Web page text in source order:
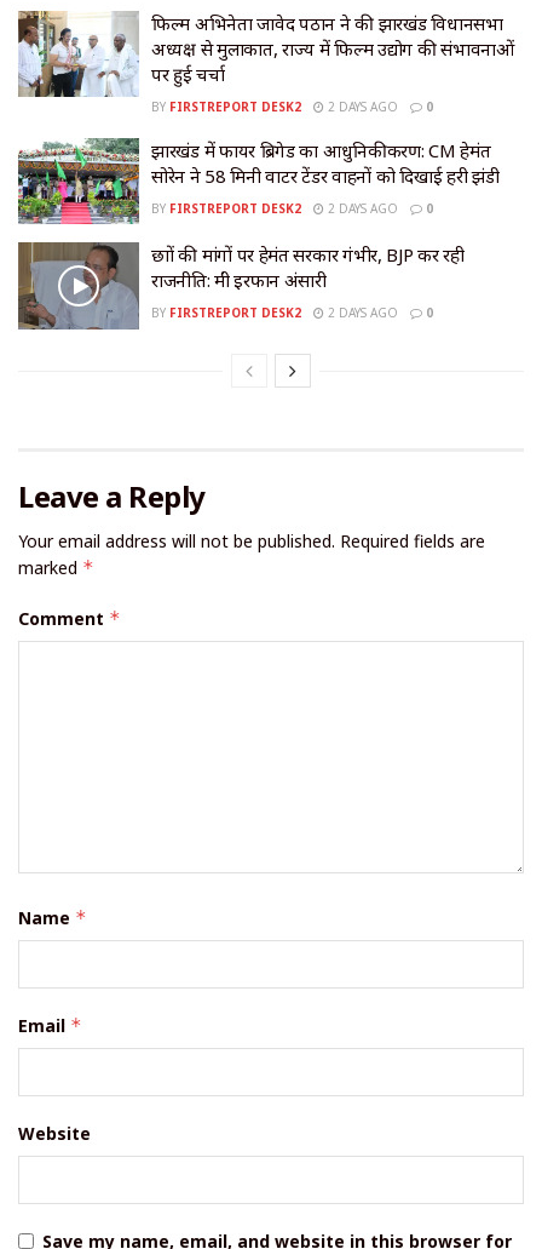
फिल्म अभिनेता जावेद पठान ने की झारखंड विधानसभा
अध्यक्ष से मुलाकात, राज्य में फिल्म उद्योग की संभावनाओं
पर हुई चर्चा
BY FIRSTREPORT DESK2 2 DAYS AGO 0
झारखंड में फायर ब्रिगेड का आधुनिकीकरण: CM हेमंत
सोरेन ने 58 मिनी वाटर टेंडर वाहनों को दिखाई हरी झंडी
BY FIRSTREPORT DESK2 2 DAYS AGO 0
छात्रों की मांगों पर हेमंत सरकार गंभीर, BJP कर रही
राजनीति: मंत्री इरफान अंसारी
BY FIRSTREPORT DESK2 2 DAYS AGO 0
Leave a Reply
Your email address will not be published. Required fields are
marked *
Comment *
Name *
Email *
Website
Save my name, email, and website in this browser for